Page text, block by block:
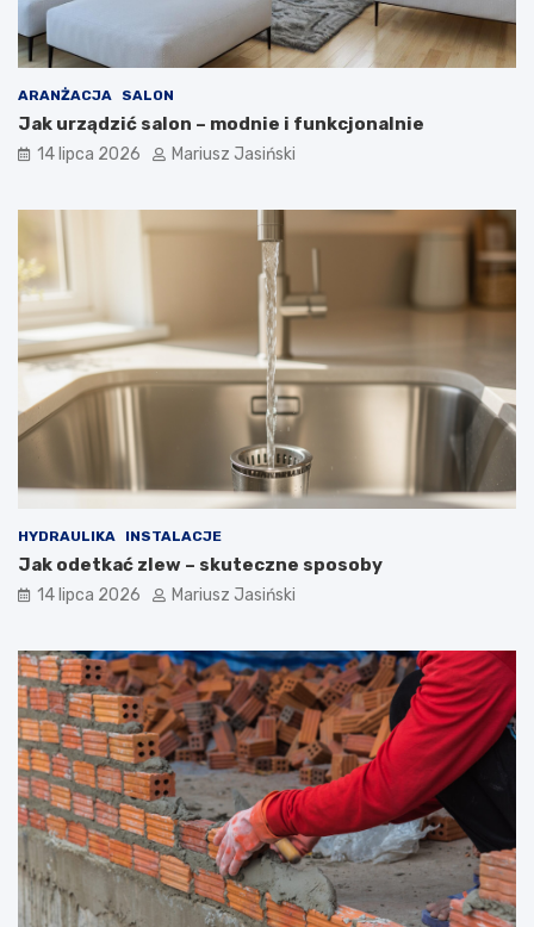
ARANŻACJA SALON
Jak urządzić salon – modnie i funkcjonalnie
14 lipca 2026 Mariusz Jasiński
HYDRAULIKA INSTALACJE
Jak odetkać zlew – skuteczne sposoby
14 lipca 2026 Mariusz Jasiński